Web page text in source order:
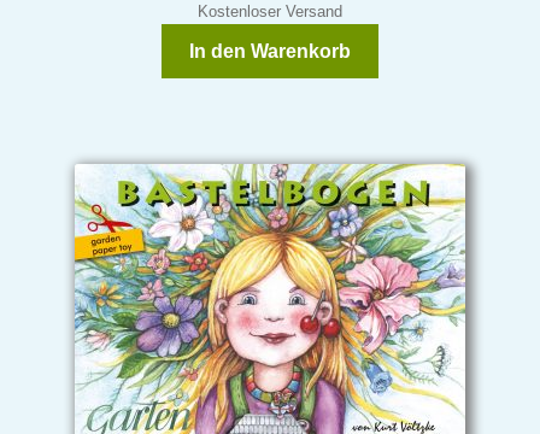
Kostenloser Versand
In den Warenkorb